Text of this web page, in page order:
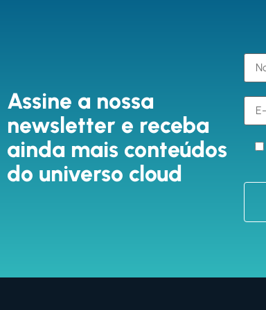
Assine a nossa
newsletter e receba
ainda mais conteúdos
do universo cloud